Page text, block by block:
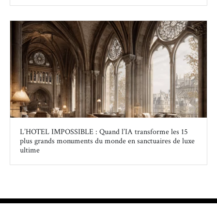
L’HOTEL IMPOSSIBLE : Quand l’IA transforme les 15
plus grands monuments du monde en sanctuaires de luxe
ultime